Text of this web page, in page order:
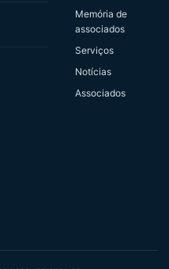
Memória de
associados
Serviços
Notícias
Associados